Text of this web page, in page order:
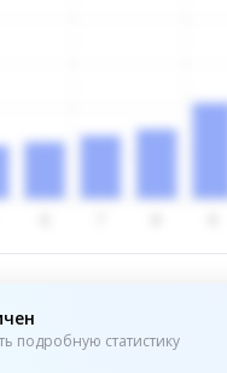
подробную статистику